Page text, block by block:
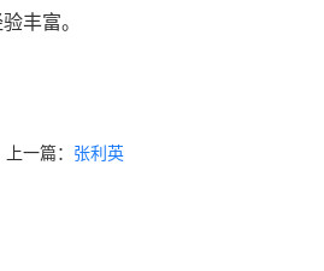
丰富。
上一篇： 张利英